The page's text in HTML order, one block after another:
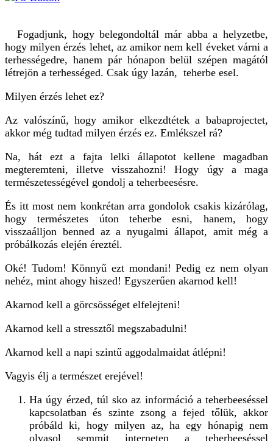
Fogadjunk, hogy belegondoltál már abba a helyzetbe,
hogy milyen érzés lehet, az amikor nem kell éveket várni a
terhességedre, hanem pár hónapon belül szépen magától
létrejön a terhességed. Csak úgy lazán, teherbe esel.
Milyen érzés lehet ez?
Az valószínű, hogy amikor elkezdtétek a babaprojectet,
akkor még tudtad milyen érzés ez. Emlékszel rá?
Na, hát ezt a fajta lelki állapotot kellene magadban
megteremteni, illetve visszahozni! Hogy úgy a maga
természetességével gondolj a teherbeesésre.
És itt most nem konkrétan arra gondolok csakis kizárólag,
hogy természetes úton teherbe esni, hanem, hogy
visszaálljon benned az a nyugalmi állapot, amit még a
próbálkozás elején éreztél.
Oké! Tudom! Könnyű ezt mondani! Pedig ez nem olyan
nehéz, mint ahogy hiszed! Egyszerűen akarnod kell!
Akarnod kell a görcsösséget elfelejteni!
Akarnod kell a stressztől megszabadulni!
Akarnod kell a napi szintű aggodalmaidat átlépni!
Vagyis élj a természet erejével!
Ha úgy érzed, túl sko az információ a teherbeeséssel
kapcsolatban és szinte zsong a fejed tőlük, akkor
próbáld ki, hogy milyen az, ha egy hónapig nem
olvasol semmit interneten a teherbeeséssel